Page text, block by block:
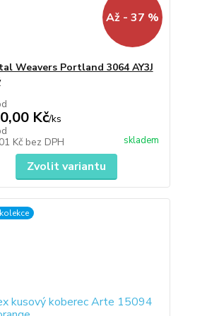
Až - 37 %
Weavers Portland 3064 AY3J
Kč/ks
Kč bez DPH skladem
Zvolit variantu